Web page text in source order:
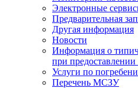
Электронные
Предварительная
Другая информация
Новости
Информация о
при
Услуги по
Перечень МСЗУ